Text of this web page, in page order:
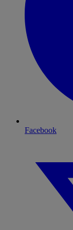
Facebook